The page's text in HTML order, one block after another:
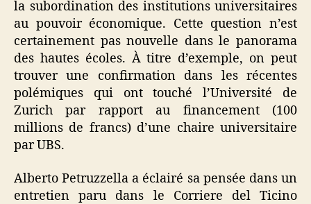
la subordination des institutions universitaires
au pouvoir économique. Cette question n’est
certainement pas nouvelle dans le panorama
des hautes écoles. À titre d’exemple, on peut
trouver une confirmation dans les récentes
polémiques qui ont touché l’Université de
Zurich par rapport au financement (100
millions de francs) d’une chaire universitaire
par UBS.
Alberto Petruzzella a éclairé sa pensée dans un
entretien paru dans le Corriere del Ticino